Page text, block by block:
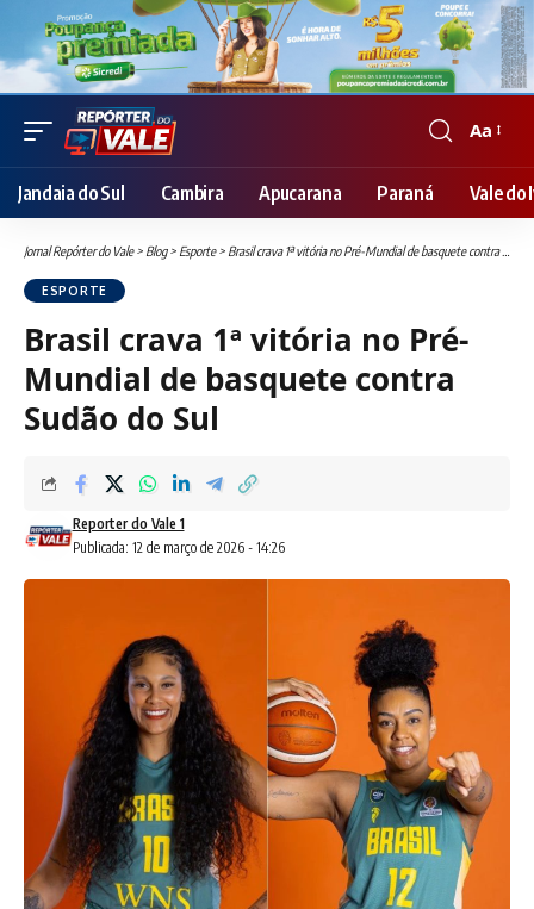
Font
Resizer
Aa
Jandaia do Sul Cambira Apucarana Paraná Vale do
Jornal Repórter do Vale> Blog> Esporte> Brasil crava 1ª vitória no Pré-Mundial de basquete contra Sudão do Sul
ESPORTE
Brasil crava 1ª vitória no Pré-
Mundial de basquete contra
Sudão do Sul
Publicada: 12 de março de 2026 - 14:26
Reporter do Vale 1